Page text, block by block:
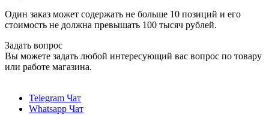
Один заказ может содержать не больше 10 позиций и его
стоимость не должна превышать 100 тысяч рублей.
Задать вопрос
Вы можете задать любой интересующий вас вопрос по товару
или работе магазина.
Telegram Чат
Whatsapp Чат